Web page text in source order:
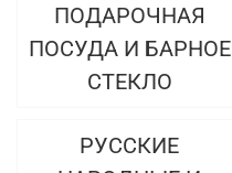
ПОДАРОЧНАЯ
ПОСУДА И БАРНОЕ
СТЕКЛО
РУССКИЕ